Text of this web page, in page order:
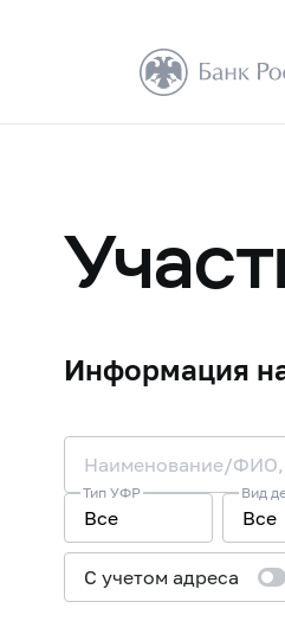
Информация
Тип УФР
Все
Вид
Все
С учетом адреса